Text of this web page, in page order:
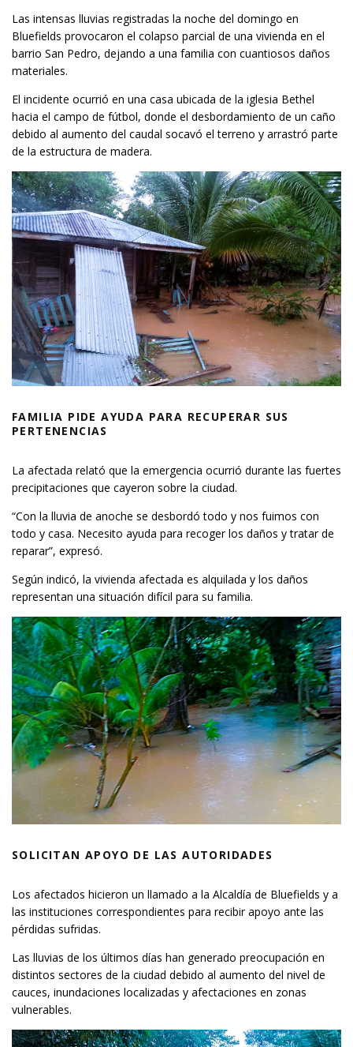
Las intensas lluvias registradas la noche del domingo en
Bluefields provocaron el colapso parcial de una vivienda en el
barrio San Pedro, dejando a una familia con cuantiosos daños
materiales.
El incidente ocurrió en una casa ubicada de la iglesia Bethel
hacia el campo de fútbol, donde el desbordamiento de un caño
debido al aumento del caudal socavó el terreno y arrastró parte
de la estructura de madera.
FAMILIA PIDE AYUDA PARA RECUPERAR SUS
PERTENENCIAS
La afectada relató que la emergencia ocurrió durante las fuertes
precipitaciones que cayeron sobre la ciudad.
“Con la lluvia de anoche se desbordó todo y nos fuimos con
todo y casa. Necesito ayuda para recoger los daños y tratar de
reparar”, expresó.
Según indicó, la vivienda afectada es alquilada y los daños
representan una situación difícil para su familia.
SOLICITAN APOYO DE LAS AUTORIDADES
Los afectados hicieron un llamado a la Alcaldía de Bluefields y a
las instituciones correspondientes para recibir apoyo ante las
pérdidas sufridas.
Las lluvias de los últimos días han generado preocupación en
distintos sectores de la ciudad debido al aumento del nivel de
cauces, inundaciones localizadas y afectaciones en zonas
vulnerables.